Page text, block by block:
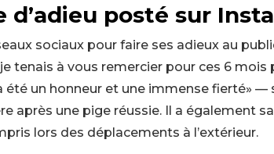
d’adieu posté sur
sociaux pour faire ses adieux au
tenais à vous remercier pour ces 6 mois
été un honneur et une immense fierté» —
après une pige réussie. Il a également
lors des déplacements à l’extérieur.